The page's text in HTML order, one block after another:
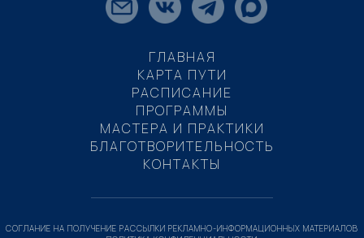
ГЛАВНАЯ
КАРТА ПУТИ
РАСПИСАНИЕ
ПРОГРАММЫ
МАСТЕРА И ПРАКТИКИ
БЛАГОТВОРИТЕЛЬНОСТЬ
КОНТАКТЫ
СОГЛАНИЕ НА ПОЛУЧЕНИЕ РАССЫЛКИ РЕКЛАМНО-ИНФОРМАЦИОННЫХ МАТЕРИАЛОВ